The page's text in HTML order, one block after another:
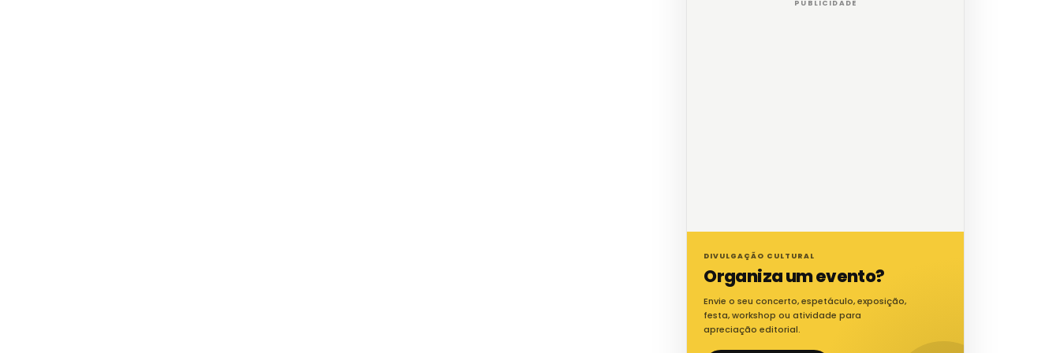
PUBLICIDADE
DIVULGAÇÃO CULTURAL
Organiza um evento?
Envie o seu concerto, espetáculo, exposição,
festa, workshop ou atividade para
apreciação editorial.